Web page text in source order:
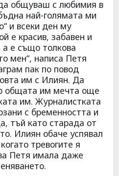
общуваш с любимия в
най-голямата ми
и всеки ден му
е красив, забавен и
а е също толкова
мен“, написа Петя
пак по повод
им с Илиян. Да
общата им мечта още
им. Журналистката
с бременността и
тъй като старада от
Илиян обаче успявал
тревогите я
Петя имала даже